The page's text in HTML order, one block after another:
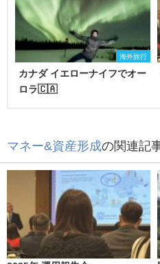
海外旅行
カナダ イエローナイフでオー
ロラ🇨🇦
マネー&資産形成の関連記